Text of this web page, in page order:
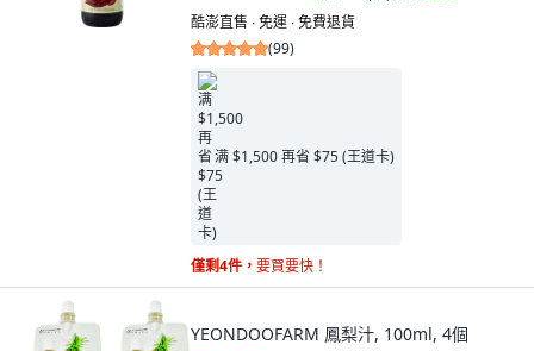
酷澎直售 ∙ 免運 ∙ 免費退貨
(99)
满 $1,500 再省 $75 (王道卡)
僅剩4件， 要買要快！
YEONDOOFARM 鳳梨汁, 100ml, 4個